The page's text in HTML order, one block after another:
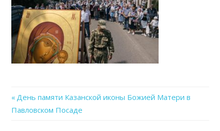
Навигация
Previous
Post:
День памяти Казанской иконы Божией Матери в
Павловском Посаде